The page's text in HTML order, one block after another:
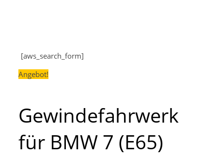
[aws_search_form]
Angebot!
Gewindefahrwerk
für BMW 7 (E65)